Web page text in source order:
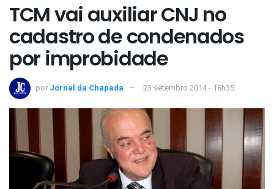
TCM vai auxiliar CNJ no
cadastro de condenados
por improbidade
por Jornal da Chapada 23 setembro 2014 - 18h35